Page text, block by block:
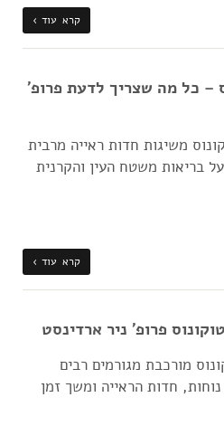
קרא עוד ›
– כל מה שצריך לדעת פרופ'
משיגות חדות ראייה מרבית
בריאות משטח העין והקרנית
קרא עוד ›
פרופ' ניר ארדינסט
מורכבת מגורמים רבים
חדות הראייה ומשך זמן